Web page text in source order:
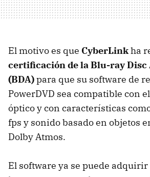
El motivo es que CyberLinkha
certificación de la Blu-ray Disc
(BDA)para que su software de
PowerDVD sea compatible con
óptico y con características
fps y sonido basado en objetos
Dolby Atmos.
El software ya se puede adquirir